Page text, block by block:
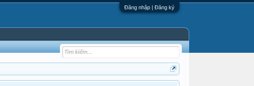
Đăng nhập | Đăng ký